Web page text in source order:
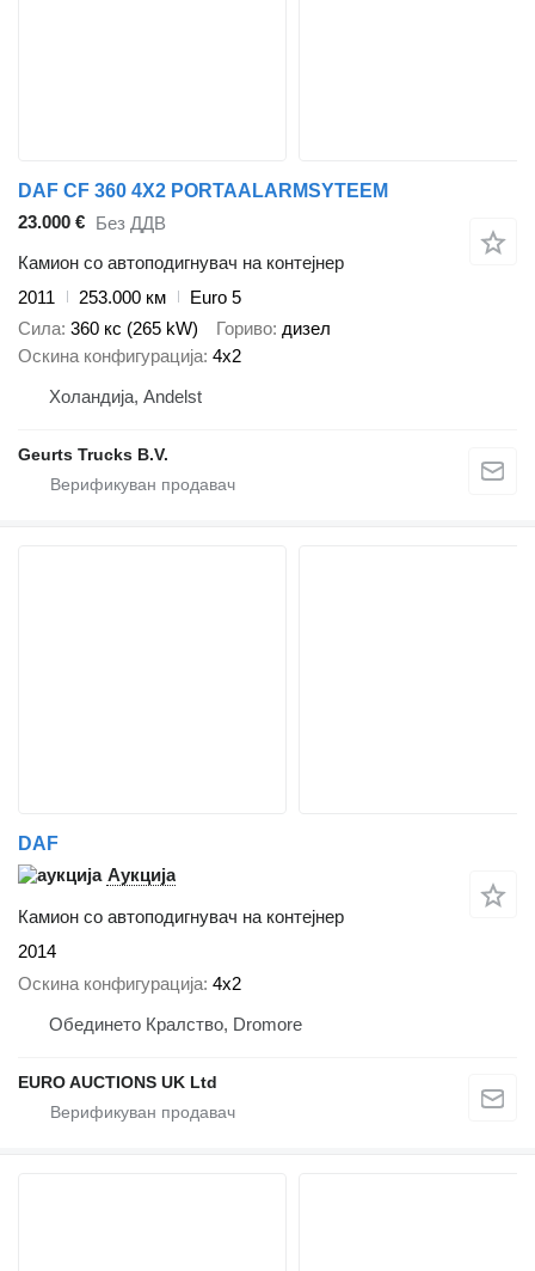
DAF CF 360 4X2 PORTAALARMSYTEEM
23.000 € Без ДДВ
Камион со автоподигнувач на контејнер
2011
253.000 км
Euro 5
Сила 360 кс (265 kW) Гориво дизел
Оскина конфигурација 4x2
Холандија, Andelst
Geurts Trucks B.V.
DAF
Аукција
Камион со автоподигнувач на контејнер
2014
Оскина конфигурација 4x2
Обединето Кралство, Dromore
EURO AUCTIONS UK Ltd